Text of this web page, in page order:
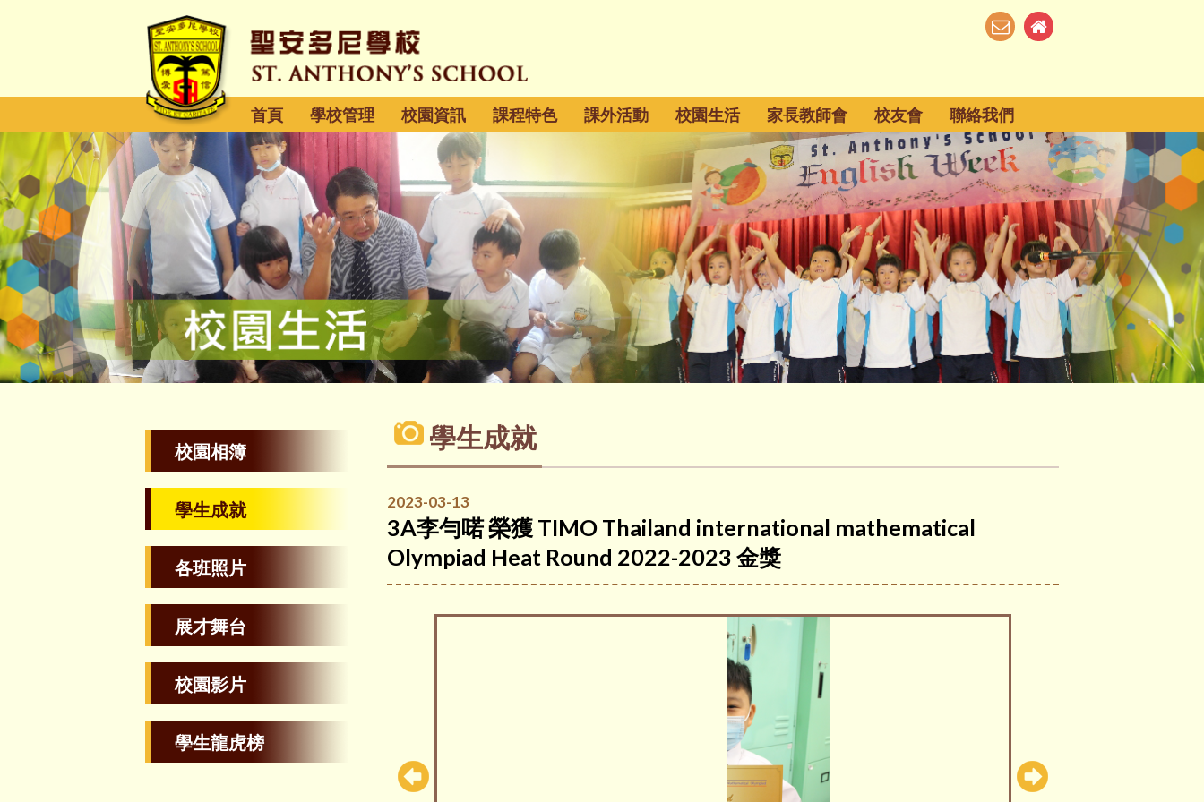
首頁 學校管理 校園資訊 課程特色 課外活動 校園生活 家長教師會 校友會 聯絡我們
校園相簿
學生成就
各班照片
展才舞台
校園影片
學生龍虎榜
學生成就
2023-03-13
3A李勻喏 榮獲 TIMO Thailand international mathematical
Olympiad Heat Round 2022-2023 金獎